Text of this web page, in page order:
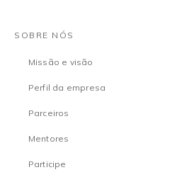
SOBRE NÓS
Missão e visão
Perfil da empresa
Parceiros
Mentores
Participe